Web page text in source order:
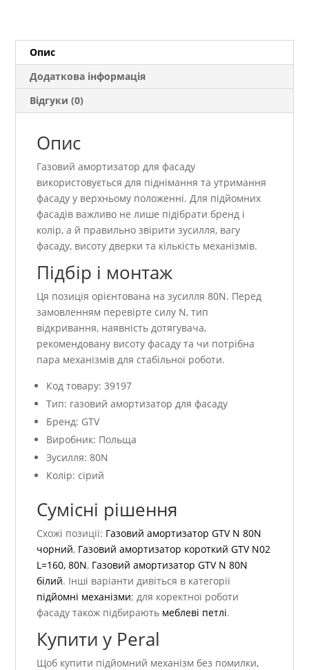
Опис
Додаткова інформація
Відгуки (0)
Опис
Газовий амортизатор для фасаду
використовується для піднімання та утримання
фасаду у верхньому положенні. Для підйомних
фасадів важливо не лише підібрати бренд і
колір, а й правильно звірити зусилля, вагу
фасаду, висоту дверки та кількість механізмів.
Підбір і монтаж
Ця позиція орієнтована на зусилля 80N. Перед
замовленням перевірте силу N, тип
відкривання, наявність дотягувача,
рекомендовану висоту фасаду та чи потрібна
пара механізмів для стабільної роботи.
Код товару: 39197
Тип: газовий амортизатор для фасаду
Бренд: GTV
Виробник: Польща
Зусилля: 80N
Колір: сірий
Сумісні рішення
Схожі позиції: Газовий амортизатор GTV N 80N
чорний, Газовий амортизатор короткий GTV N02
L=160, 80N, Газовий амортизатор GTV N 80N
білий. Інші варіанти дивіться в категорії
підйомні механізми; для коректної роботи
фасаду також підбирають меблеві петлі.
Купити у Peral
Щоб купити підйомний механізм без помилки,